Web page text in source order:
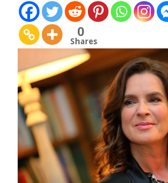
0
Shares